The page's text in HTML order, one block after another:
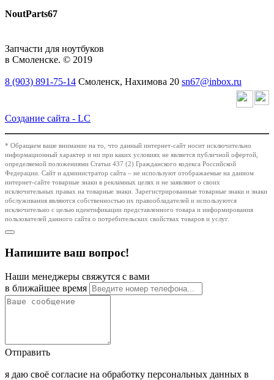
NoutParts67
Запчасти для ноутбуков
в Смоленске. © 2019
8 (903) 891-75-14 Смоленск, Нахимова 20 sn67@inbox.ru
Создание сайта - LC
* Обращаем ваше внимание на то, что данный интернет-сайт носит исключительно
информационный характер и ни при каких условиях не является публичной офертой,
определяемой положениями Статьи 437 (2) Гражданского кодекса Российской
Федерации. Сайт и администратор сайта – не используют отображаемые на данном
интернет-сайте товарные знаки в рекламных целях и не заявляют о своих
исключительных правах на товарные знаки. Зарегистрированные товарные знаки и знаки
обслуживания являются собственностью их правообладателей и используются
исключительно с целью идентификации представленного товара и информирования
пользователей данного сайта о потребительских свойствах товаров и услуг.
Напишите ваш вопрос!
Наши менеджеры свяжутся с вами
в ближайшее время
Отправить
я даю своё согласие на обработку персональных данных в